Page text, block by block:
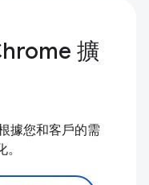
擴
據您和客戶的需